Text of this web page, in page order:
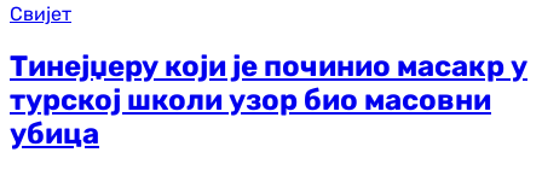
Свијет
Тинејџеру који је починио масакр у
турској школи узор био масовни
убица